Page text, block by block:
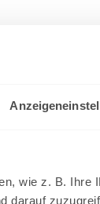
wie z. B. Ihre
darauf